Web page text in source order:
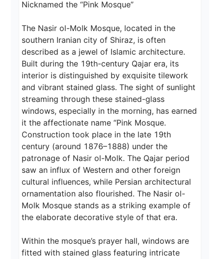
Nicknamed the “Pink Mosque”
The Nasir ol-Molk Mosque, located in the
southern Iranian city of Shiraz, is often
described as a jewel of Islamic architecture.
Built during the 19th-century Qajar era, its
interior is distinguished by exquisite tilework
and vibrant stained glass. The sight of sunlight
streaming through these stained-glass
windows, especially in the morning, has earned
it the affectionate name “Pink Mosque.
Construction took place in the late 19th
century (around 1876–1888) under the
patronage of Nasir ol-Molk. The Qajar period
saw an influx of Western and other foreign
cultural influences, while Persian architectural
ornamentation also flourished. The Nasir ol-
Molk Mosque stands as a striking example of
the elaborate decorative style of that era.
Within the mosque’s prayer hall, windows are
fitted with stained glass featuring intricate